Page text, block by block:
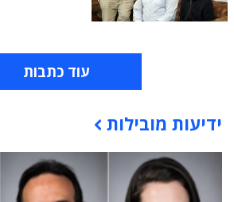
עוד כתבות
תוכן פרסומי
ידיעות מובילות